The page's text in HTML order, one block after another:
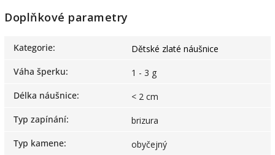
Doplňkové parametry
Kategorie:
Dětské zlaté náušnice
Váha šperku:
1 - 3 g
Délka náušnice:
< 2 cm
Typ zapínání:
brizura
Typ kamene:
obyčejný